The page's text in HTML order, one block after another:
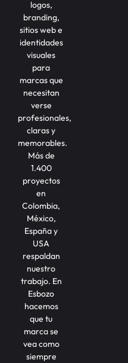
logos,
branding,
sitios web e
identidades
visuales
para
marcas que
necesitan
verse
profesionales,
claras y
memorables.
Más de
1.400
proyectos
en
Colombia,
México,
España y
USA
respaldan
nuestro
trabajo. En
Esbozo
hacemos
que tu
marca se
vea como
siempre